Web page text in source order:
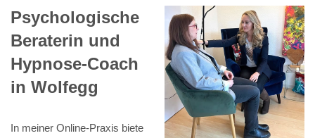
Psychologische
Beraterin und
Hypnose-Coach
in Wolfegg
In meiner Online-Praxis biete